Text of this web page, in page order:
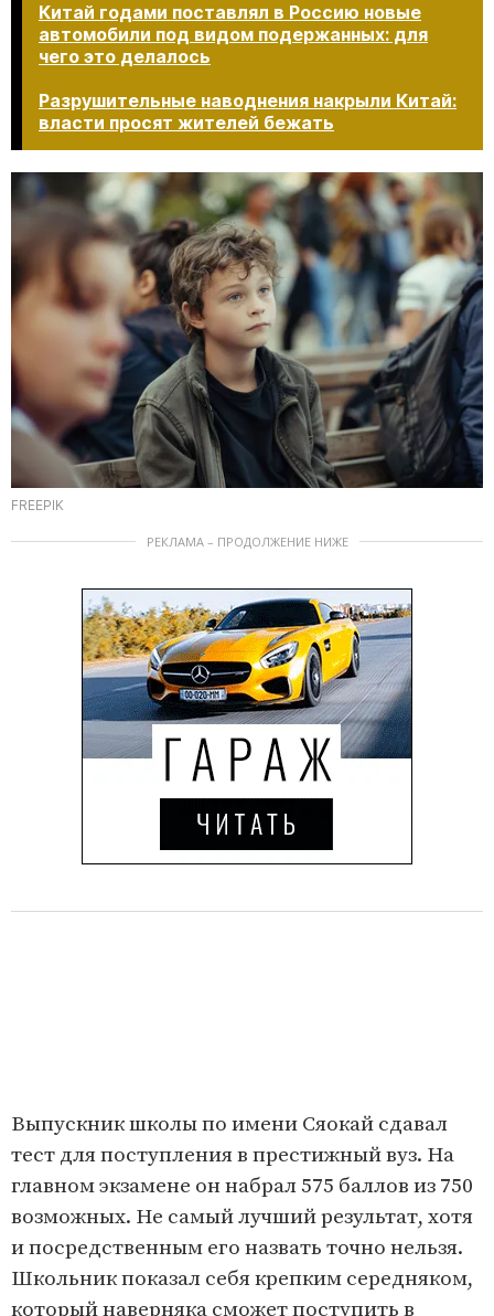
Китай годами поставлял в Россию новые
автомобили под видом подержанных: для
чего это делалось
Разрушительные наводнения накрыли Китай:
власти просят жителей бежать​​​​​​​
FREEPIK
РЕКЛАМА – ПРОДОЛЖЕНИЕ НИЖЕ
Выпускник школы по имени Сяокай сдавал
тест для поступления в престижный вуз. На
главном экзамене он набрал 575 баллов из 750
возможных. Не самый лучший результат, хотя
и посредственным его назвать точно нельзя.
Школьник показал себя крепким середняком,
который наверняка сможет поступить в